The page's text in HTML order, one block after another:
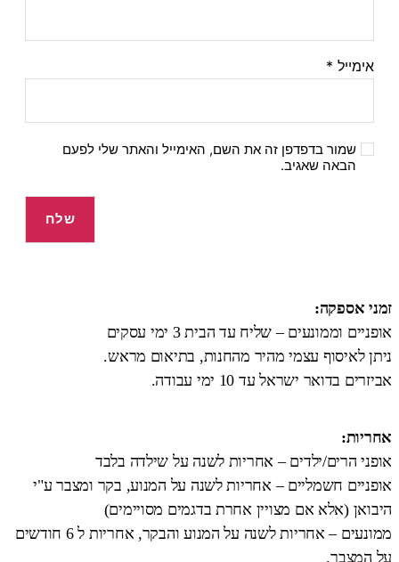
אימייל *
שמור בדפדפן זה את השם, האימייל והאתר שלי לפעם
הבאה שאגיב.
זמני אספקה:
אופניים וממונעים – שליח עד הבית 3 ימי עסקים
ניתן לאיסוף עצמי מהיר מהחנות, בתיאום מראש.
אביזרים בדואר ישראל עד 10 ימי עבודה.
אחריות:
אופני הרים/ילדים – אחריות לשנה על שילדה בלבד
אופניים חשמליים – אחריות לשנה על המנוע, בקר ומצבר ע"י
היבואן (אלא אם מצויין אחרת בדגמים מסויימים)
ממונעים – אחריות לשנה על המנוע והבקר, אחריות ל 6 חודשים
על המצבר.